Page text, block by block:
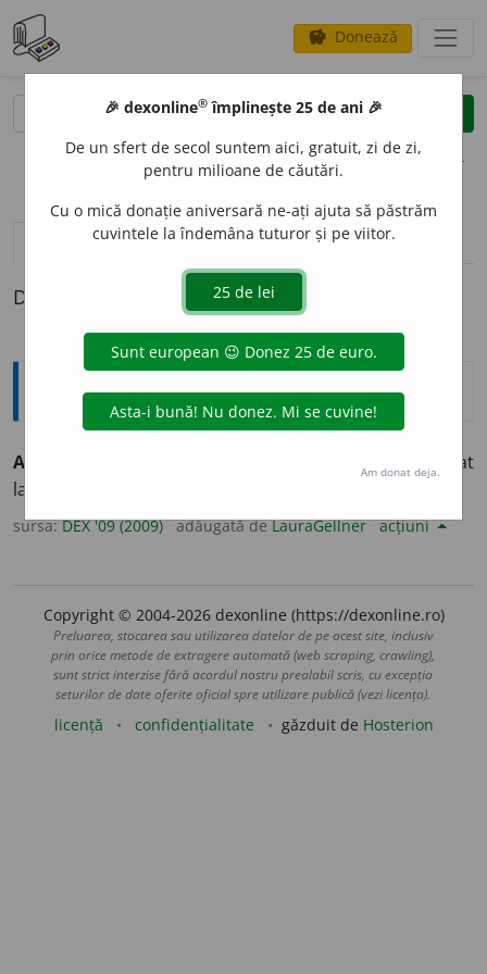
savings Donează
clear
opțiuni
definiții (1) pronunțievolume_up (7)
Definiția cu ID-ul 822097:
Explicative DEX
ACLIMATIZ
Care este adaptat
la un mediu nou. –
sursa:DEX '09 (2009) adăugată deLauraGellner acțiuni
Copyright © 2004-2026 dexonline (https://dexonline.ro)
Preluarea, stocarea sau utilizarea datelor de pe acest site, inclusiv
prin orice metode de extragere automată (web scraping, crawling),
sunt strict interzise fără acordul nostru prealabil scris, cu excepția
seturilor de date oferite oficial spre utilizare publică (vezi licența).
licență confidențialitate găzduit de Hosterion
🎉 dexonline® împlinește 25 de ani 🎉
De un sfert de secol suntem aici, gratuit, zi de zi,
pentru milioane de căutări.
Cu o mică donație aniversară ne-ați ajuta să păstrăm
cuvintele la îndemâna tuturor și pe viitor.
Am donat deja.